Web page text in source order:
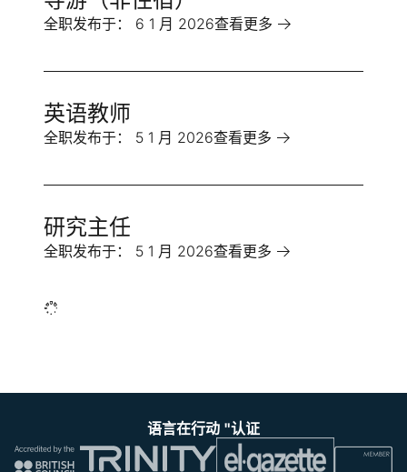
全职发布于： 6 1 月 2026查看更多
英语教师
全职发布于： 5 1 月 2026查看更多
研究主任
全职发布于： 5 1 月 2026查看更多
语言在行动 "认证